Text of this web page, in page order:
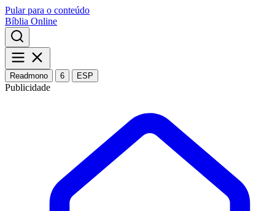
Pular para o conteúdo
Bíblia Online
Readmono 6 ESP
Publicidade